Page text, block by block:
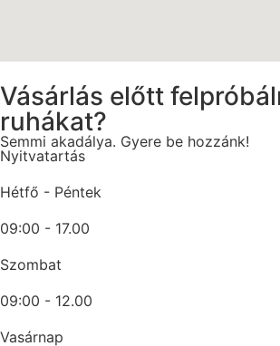
Vásárlás előtt
ruhákat?
Semmi akadálya. Gyere be hozzánk!
Nyitvatartás
Hétfő - Péntek
09:00 - 17.00
Szombat
09:00 - 12.00
Vasárnap